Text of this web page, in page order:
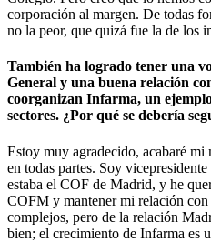
corporación al margen. De todas
no la peor, que quizá fue la de los
También ha logrado tener una
General y una buena relación
coorganizan Infarma, un
sectores. ¿Por qué se debería
Estoy muy agradecido, acabaré mi
en todas partes. Soy
estaba el COF de Madrid, y he
COFM y mantener mi relación
complejos, pero de la relación
bien; el crecimiento de Infarma es